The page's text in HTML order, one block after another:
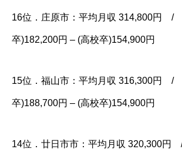
16位．庄原市：平均月収 314,800円 /
卒)182,200円 – (高校卒)154,900円
15位．福山市：平均月収 316,300円 /
卒)188,700円 – (高校卒)154,900円
14位．廿日市市：平均月収 320,300